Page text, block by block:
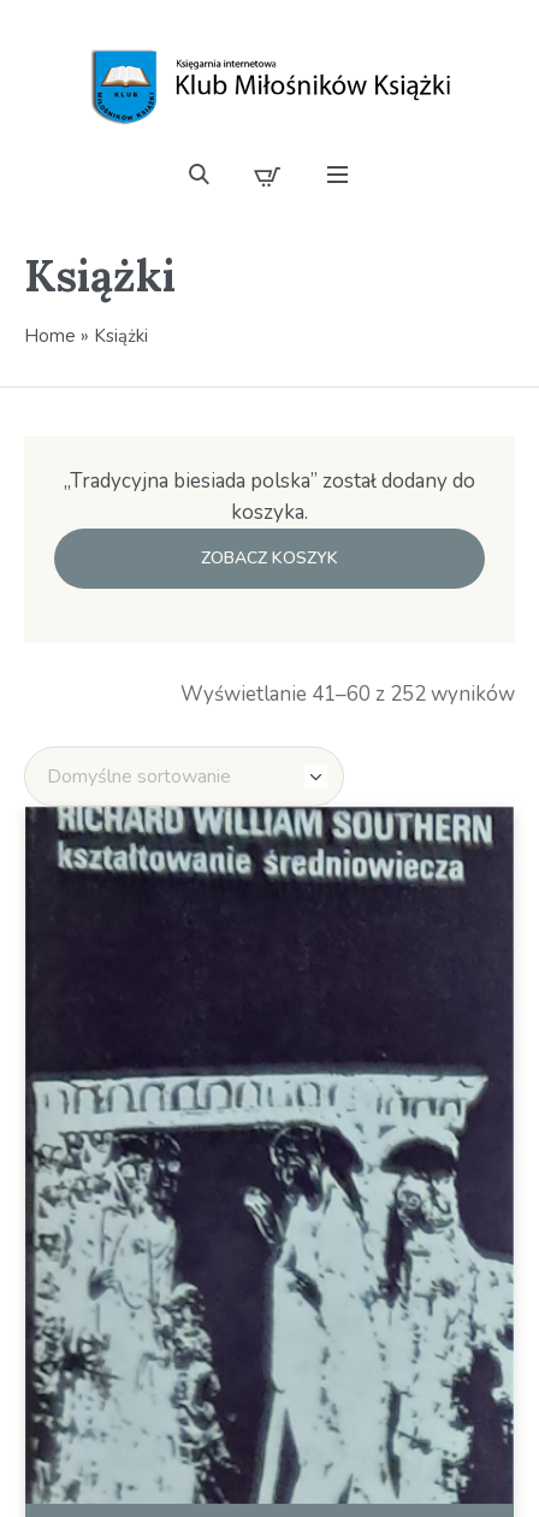
Książki
Home » Książki
„Tradycyjna biesiada polska” został dodany do
koszyka.
ZOBACZ KOSZYK
Wyświetlanie 41–60 z 252 wyników